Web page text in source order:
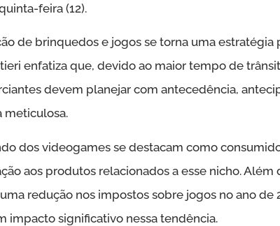
feira (12).
de brinquedos e jogos se torna uma estratégia
enfatiza que, devido ao maior tempo de
devem planejar com antecedência,
meticulosa.
dos videogames se destacam como
aos produtos relacionados a esse nicho.
redução nos impostos sobre jogos no ano de
impacto significativo nessa tendência.